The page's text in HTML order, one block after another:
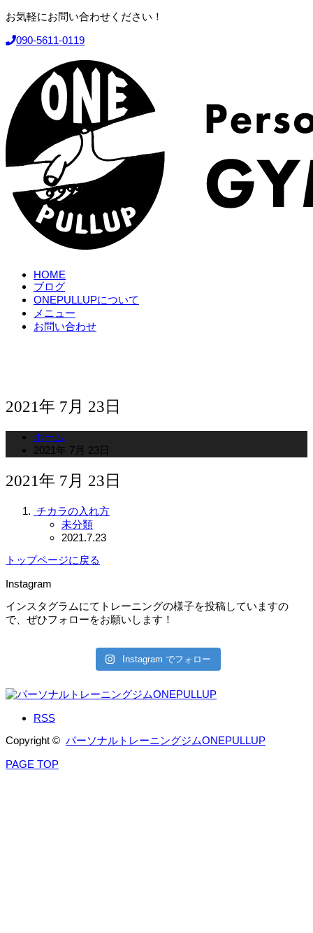
お気軽にお問い合わせください！
090-5611-0119
HOME
ブログ
ONEPULLUPについて
メニュー
お問い合わせ
2021年 7月 23日
ホーム
2021年 7月 23日
2021年 7月 23日
チカラの入れ方
未分類
2021.7.23
トップページに戻る
Instagram
インスタグラムにてトレーニングの様子を投稿していますの
で、ぜひフォローをお願いします！
Instagram でフォロー
RSS
Copyright © パーソナルトレーニングジムONEPULLUP
PAGE TOP